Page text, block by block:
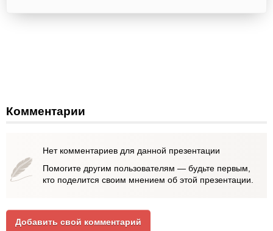
Комментарии
Нет комментариев для данной презентации
Помогите другим пользователям — будьте первым,
кто поделится своим мнением об этой презентации.
Добавить свой комментарий